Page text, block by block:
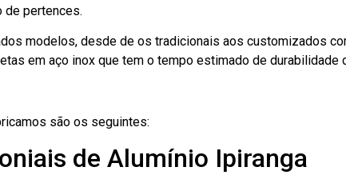
de pertences.
modelos, desde de os tradicionais aos customizados
em aço inox que tem o tempo estimado de durabilidade
são os seguintes:
de Alumínio Ipiranga